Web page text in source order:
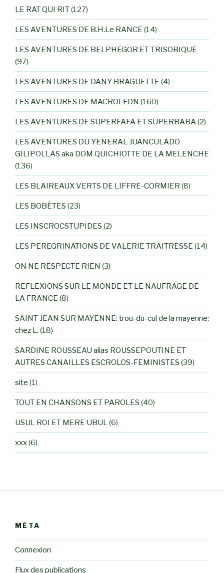
LE RAT QUI RIT(127)
LES AVENTURES DE B.H.Le RANCE (14)
LES AVENTURES DE BELPHEGOR ET TRISOBIQUE
(97)
LES AVENTURES DE DANY BRAGUETTE (4)
LES AVENTURES DE MACROLEON (160)
LES AVENTURES DE SUPERFAFA ET SUPERBABA (2)
LES AVENTURES DU YENERAL JUANCULADO
GILIPOLLAS aka DOM QUICHIOTTE DE LA MELENCHE
(136)
LES BLAIREAUX VERTS DE LIFFRE-CORMIER (8)
LES BOBÊTES (23)
LES INSCROCSTUPIDES (2)
LES PEREGRINATIONS DE VALERIE TRAITRESSE (14)
ON NE RESPECTE RIEN (3)
REFLEXIONS SUR LE MONDE ET LE NAUFRAGE DE
LA FRANCE (8)
SAINT JEAN SUR MAYENNE: trou-du-cul de la mayenne:
chez L. (18)
SARDINE ROUSSEAU alias ROUSSEPOUTINE ET
AUTRES CANAILLES ESCROLOS-FEMINISTES (39)
site (1)
TOUT EN CHANSONS ET PAROLES (40)
USUL ROI ET MERE UBUL (6)
xxx(6)
MÉTA
Connexion
Flux des publications